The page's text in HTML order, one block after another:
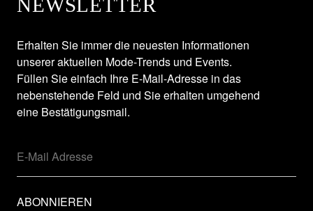
NEWSLETTER
Erhalten Sie immer die neuesten Informationen
unserer aktuellen Mode-Trends und Events.
Füllen Sie einfach Ihre E-Mail-Adresse in das
nebenstehende Feld und Sie erhalten umgehend
eine Bestätigungsmail.